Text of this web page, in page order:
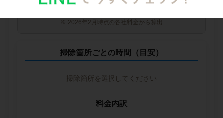
※ 2026年2月時点の各社料金から算出
掃除箇所ごとの時間（目安）
掃除箇所を選択してください
料金内訳